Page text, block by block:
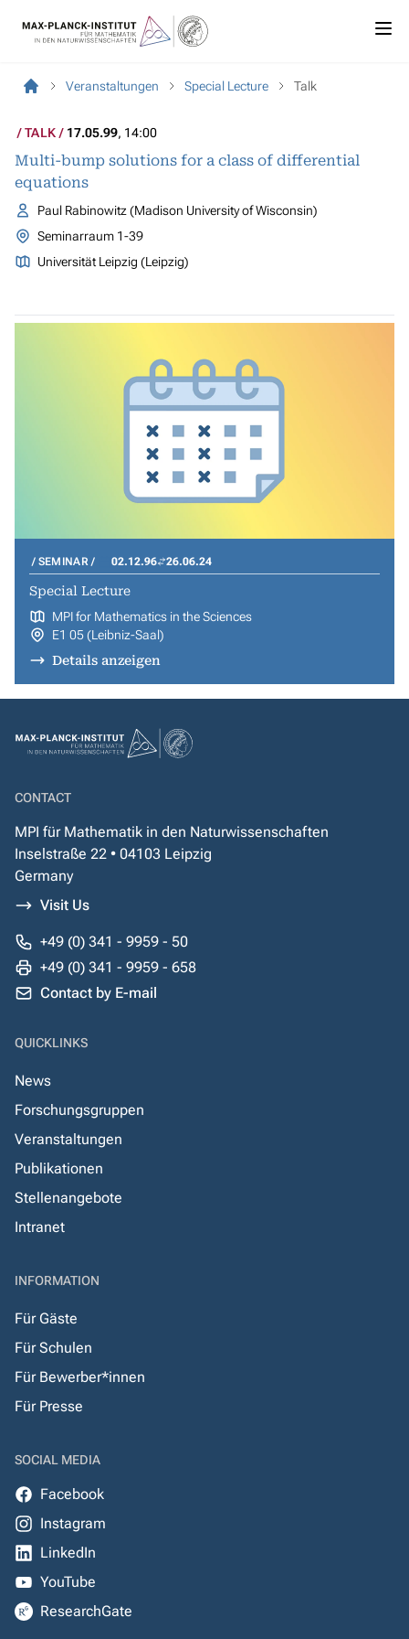
Veranstaltungen Special Lecture Talk
TALK 17.05.99, 14:00
Multi-bump solutions for a class of differential
equations
Paul Rabinowitz (Madison University of Wisconsin)
Seminarraum 1-39
Universität Leipzig (Leipzig)
SEMINAR 02.12.96 26.06.24
Special Lecture
MPI for Mathematics in the Sciences
E1 05 (Leibniz-Saal)
Details anzeigen
CONTACT
MPI für Mathematik in den Naturwissenschaften
Inselstraße 22 • 04103 Leipzig
Germany
Visit Us
+49 (0) 341 - 9959 - 50
+49 (0) 341 - 9959 - 658
Contact by E-mail
QUICKLINKS
News
Forschungsgruppen
Veranstaltungen
Publikationen
Stellenangebote
Intranet
INFORMATION
Für Gäste
Für Schulen
Für Bewerber*innen
Für Presse
SOCIAL MEDIA
Facebook
Instagram
LinkedIn
YouTube
ResearchGate